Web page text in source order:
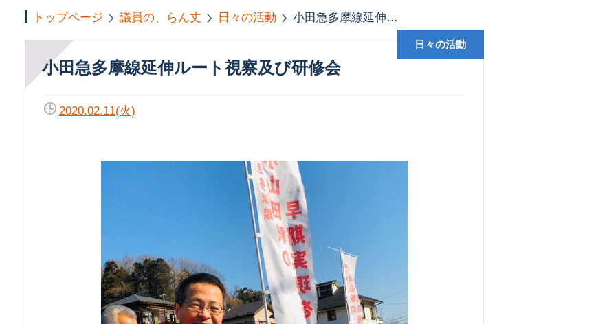
トップページ 議員の、らん丈 日々の活動 小田急多摩線延伸ルート視察及び研修会
小田急多摩線延伸ルート視察及び研修会
日々の活動
2020.02.11(火)